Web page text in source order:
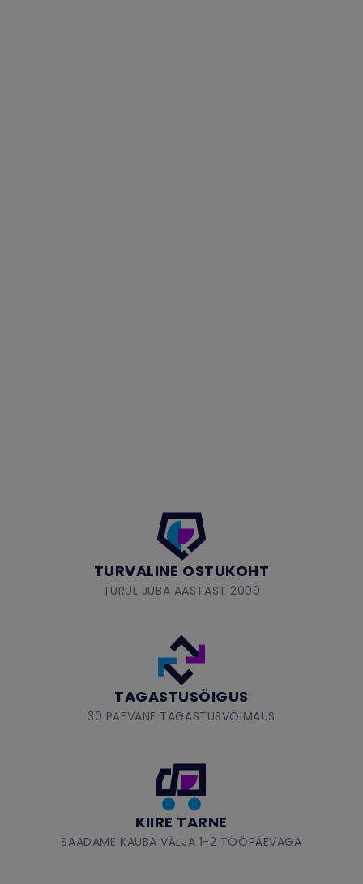
TURVALINE OSTUKOHT
TURUL JUBA AASTAST 2009
TAGASTUSÕIGUS
30 PÄEVANE TAGASTUSVÕIMAUS
KIIRE TARNE
SAADAME KAUBA VÄLJA 1-2 TÖÖPÄEVAGA